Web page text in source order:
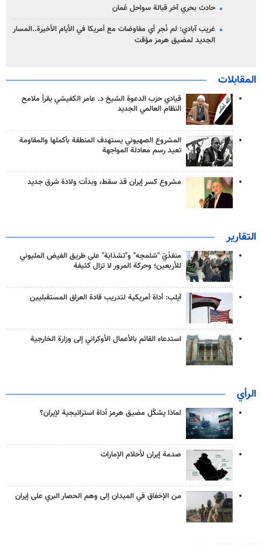
حادث بحري آخر قبالة سواحل عُمان
غريب آبادي: لم نُجرِ أي مفاوضات مع أمريكا في الأيام الأخيرة..المسار
الجديد لمضيق هرمز مؤقت
المقابلات
قيادي حزب الدعوة الشيخ د. عامر الكفيشي يقرأ ملامح
النظام العالمي الجديد
المشروع الصهيوني يستهدف المنطقة بأكملها والمقاومة
تعيد رسم معادلة المواجهة
مشروع كسر إيران قد سقط، وبدأت ولادة شرق جديد
التقارير
منفذَيّ "شلمجه" و"تشذابة" على طريق الفيض المليوني
للأربعين؛ وحركة المرور لا تزال كثيفة
آيلب: أداة أمريكية لتدريب قادة العراق المستقبليين
استدعاء القائم بالأعمال الأوكراني إلى وزارة الخارجية
الرأي
لماذا يشكّل مضيق هرمز أداة استراتيجية لإيران؟
صدمة إيران لأحلام الإمارات
من الإخفاق في الميدان إلى وهم الحصار البري على إيران